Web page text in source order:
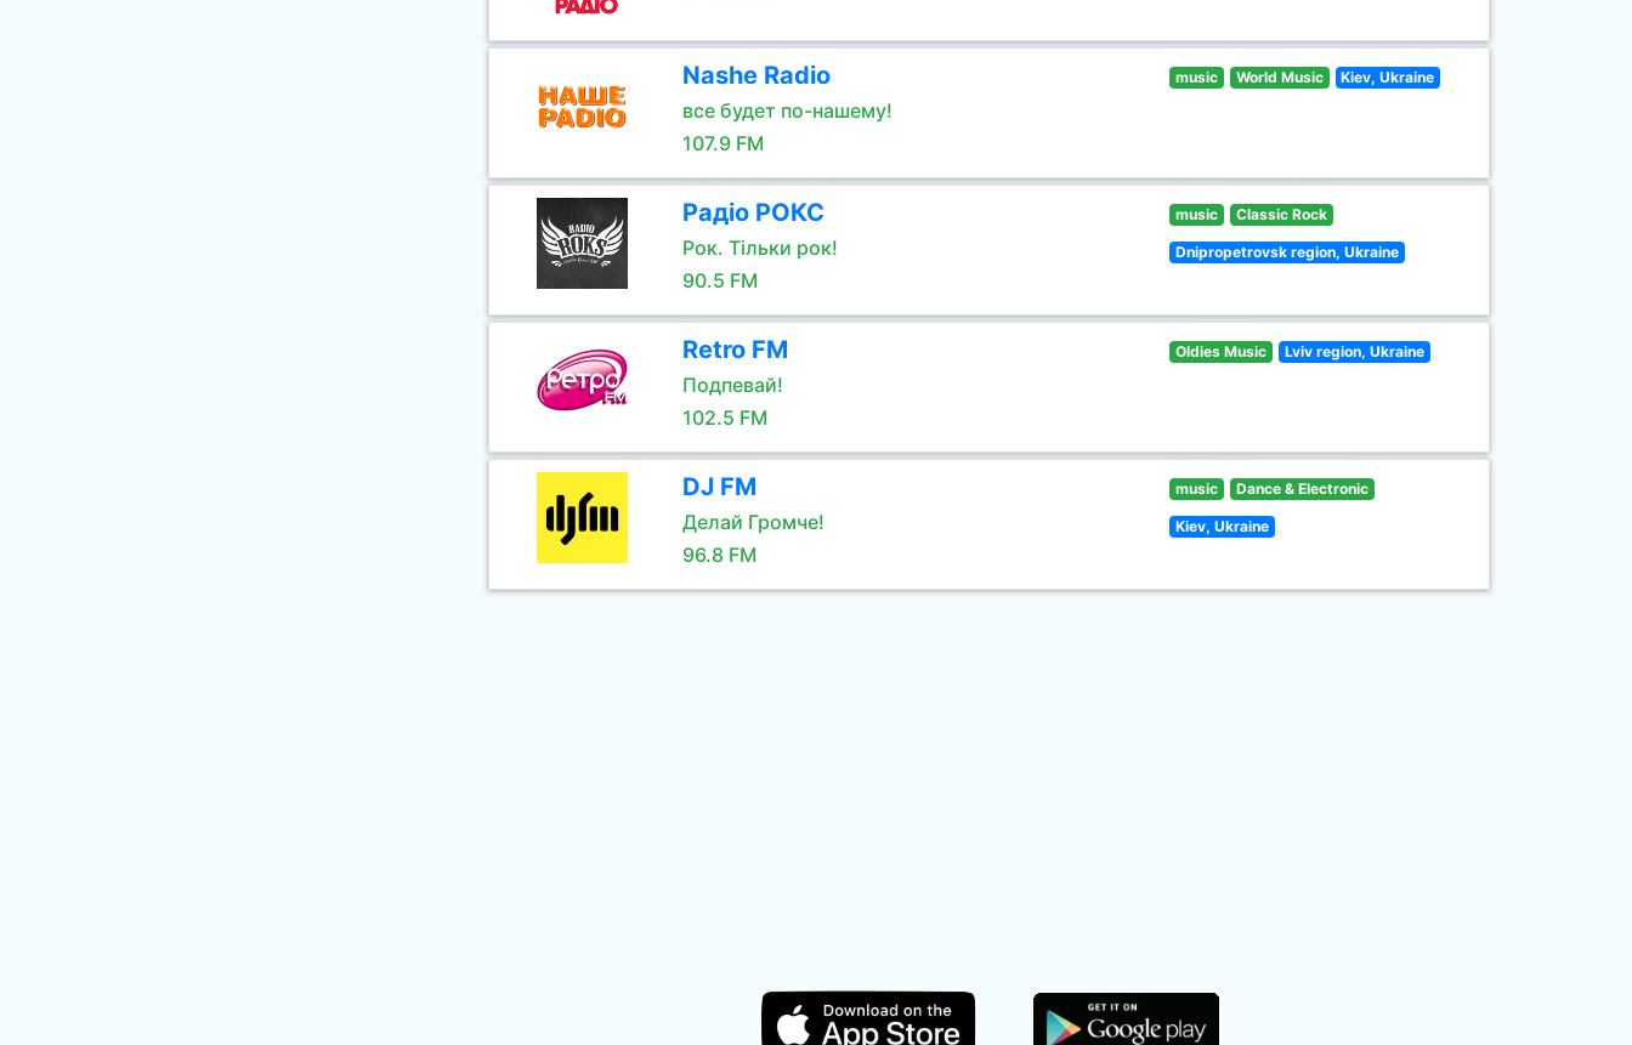
Nashe Radio
все будет по-нашему!
107.9 FM
music World Music Kiev, Ukraine
Радіо РОКС
Рок. Тільки рок!
90.5 FM
music Classic Rock
Dnipropetrovsk region, Ukraine
Retro FM
Подпевай!
102.5 FM
Oldies Music Lviv region, Ukraine
DJ FM
Делай Громче!
96.8 FM
music Dance & Electronic
Kiev, Ukraine